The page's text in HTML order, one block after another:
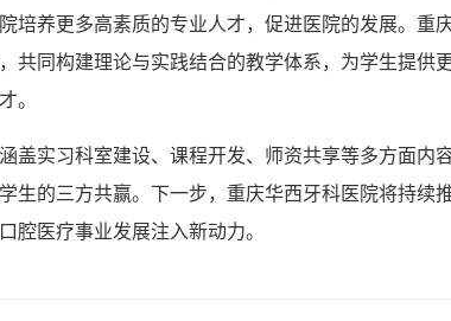
培养更多高素质的专业人才，促进医院的发展。重
共同构建理论与实践结合的教学体系，为学生提供
。
盖实习科室建设、课程开发、师资共享等多方面内
生的三方共赢。下一步，重庆华西牙科医院将持续
腔医疗事业发展注入新动力。